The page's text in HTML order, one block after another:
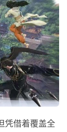
凭借着覆盖全